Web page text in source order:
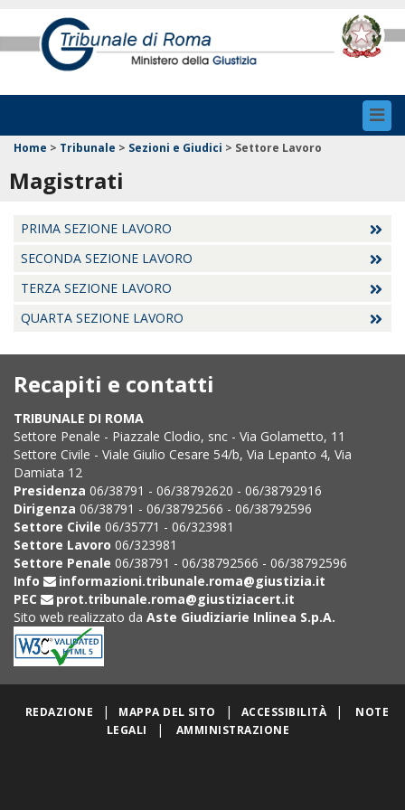
Home > Tribunale > Sezioni e Giudici > Settore Lavoro
Magistrati
PRIMA SEZIONE LAVORO
SECONDA SEZIONE LAVORO
TERZA SEZIONE LAVORO
QUARTA SEZIONE LAVORO
Recapiti e contatti
TRIBUNALE DI ROMA
Settore Penale - Piazzale Clodio, snc - Via Golametto, 11
Settore Civile - Viale Giulio Cesare 54/b, Via Lepanto 4, Via
Damiata 12
Presidenza 06/38791 - 06/38792620 - 06/38792916
Dirigenza 06/38791 - 06/38792566 - 06/38792596
Settore Civile 06/35771 - 06/323981
Settore Lavoro 06/323981
Settore Penale 06/38791 - 06/38792566 - 06/38792596
Info
informazioni.tribunale.roma@giustizia.it
PEC
prot.tribunale.roma@giustiziacert.it
Sito web realizzato da Aste Giudiziarie Inlinea S.p.A.
REDAZIONE | MAPPA DEL SITO | ACCESSIBILITÀ |
NOTE
LEGALI
| AMMINISTRAZIONE